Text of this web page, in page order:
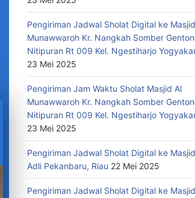
Pengiriman Jadwal Sholat Digital ke
Munawwaroh Kr. Nangkah Somber
Nitipuran Rt 009 Kel. Ngestiharjo
23 Mei 2025
Pengiriman Jam Waktu Sholat Masjid Al
Munawwaroh Kr. Nangkah Somber
Nitipuran Rt 009 Kel. Ngestiharjo
23 Mei 2025
Pengiriman Jadwal Sholat Digital ke
Adli Pekanbaru, Riau 22 Mei 2025
Pengiriman Jadwal Sholat Digital ke